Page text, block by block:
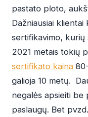
pastato ploto,
Dažniausiai
sertifikavimo, kurių
2021 metais tokių
sertifikato kaina
galioja 10 metų.
negalės apsieiti be
paslaugų. Bet